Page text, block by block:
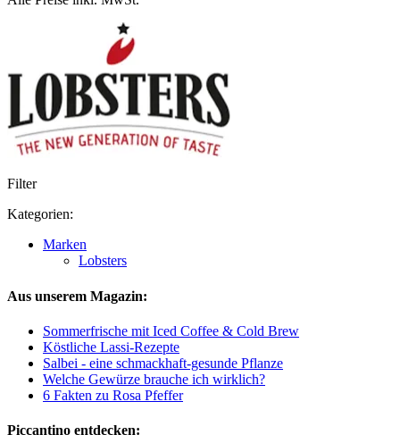
Filter
Kategorien:
Marken
Lobsters
Aus unserem Magazin:
Sommerfrische mit Iced Coffee & Cold Brew
Köstliche Lassi-Rezepte
Salbei - eine schmackhaft-gesunde Pflanze
Welche Gewürze brauche ich wirklich?
6 Fakten zu Rosa Pfeffer
Piccantino entdecken: